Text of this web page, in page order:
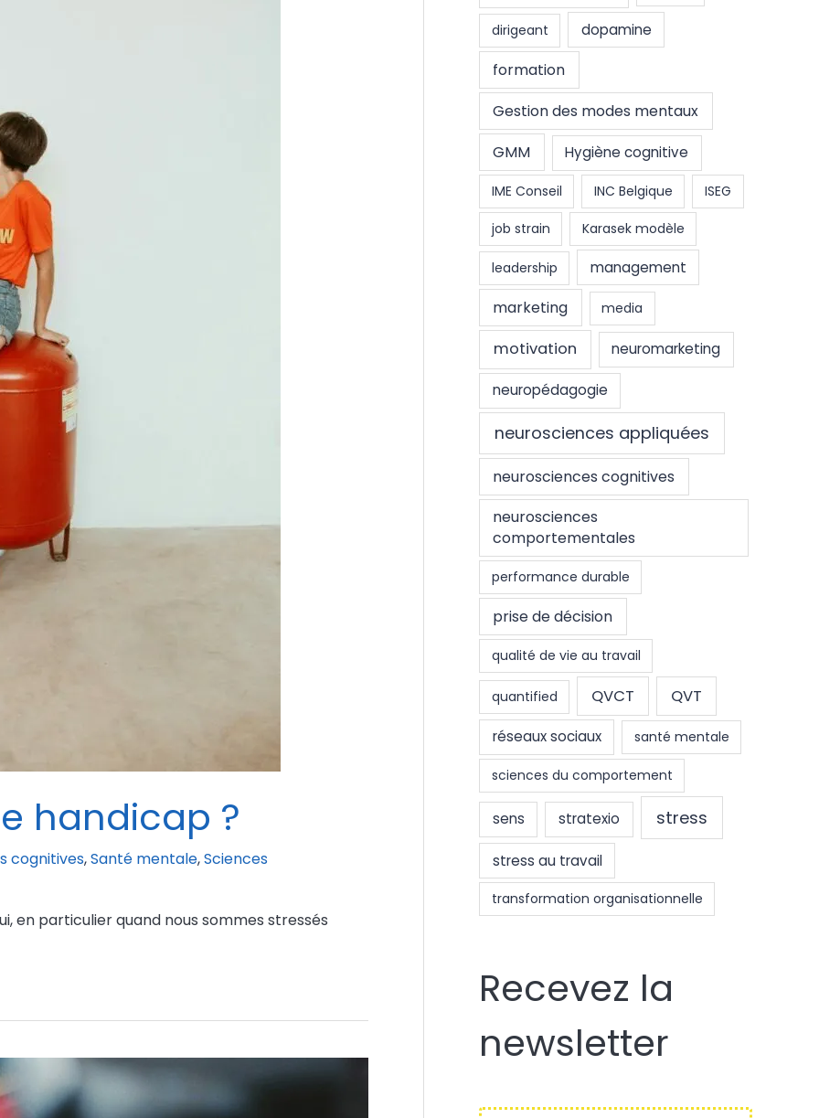
handicap ?
cognitives,Santé mentale,Sciences
en particulier quand nous sommes stressés
dirigeant dopamine
formation
Gestion des modes mentaux
GMM
Hygiène cognitive
IME Conseil INC Belgique ISEG
job strain Karasek modèle
leadership management
marketing media
motivation neuromarketing
neuropédagogie
neurosciences appliquées
neurosciences cognitives
neurosciences
comportementales
performance durable
prise de décision
qualité de vie au travail
quantified QVCT QVT
réseaux sociaux santé mentale
sciences du comportement
sens stratexio stress
stress au travail
transformation organisationnelle
Recevez la
newsletter